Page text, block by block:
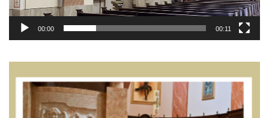
00:00 00:11